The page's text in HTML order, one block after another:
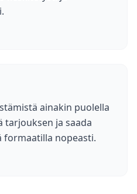
ainakin puolella
tarjouksen ja saada
formaatilla nopeasti.